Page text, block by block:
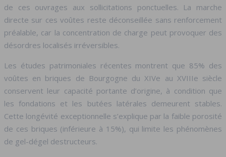
de ces ouvrages aux sollicitations ponctuelles. La marche
directe sur ces voûtes reste déconseillée sans renforcement
préalable, car la concentration de charge peut provoquer des
désordres localisés irréversibles.
Les études patrimoniales récentes montrent que 85% des
voûtes en briques de Bourgogne du XIVe au XVIIIe siècle
conservent leur capacité portante d’origine, à condition que
les fondations et les butées latérales demeurent stables.
Cette longévité exceptionnelle s’explique par la faible porosité
de ces briques (inférieure à 15%), qui limite les phénomènes
de gel-dégel destructeurs.